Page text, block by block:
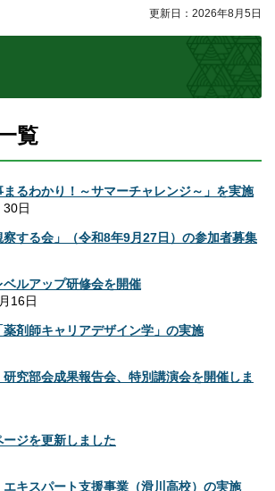
更新日：2026年8月5日
覧
まるわかり！～サマーチャレンジ～」を実施
日
察する会」（令和8年9月27日）の参加者募集
ルアップ研修会を開催
16日
剤師キャリアデザイン学」の実施
究部会成果報告会、特別講演会を開催しま
ージを更新しました
エキスパート支援事業（滑川高校）の実施